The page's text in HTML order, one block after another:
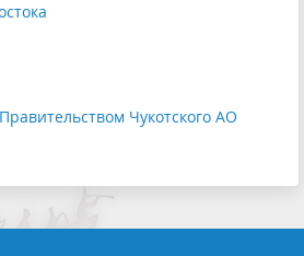
Чукотского АО